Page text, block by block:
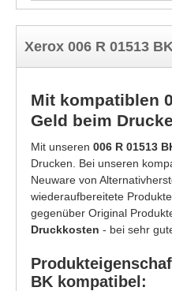
Xerox 006 R 01513
Mit kompatiblen
Geld beim
Mit unseren 006 R 01513
Drucken. Bei unseren
Neuware von
wiederaufbereitete
gegenüber Original
Druckkosten - bei sehr
BK kompatibel: